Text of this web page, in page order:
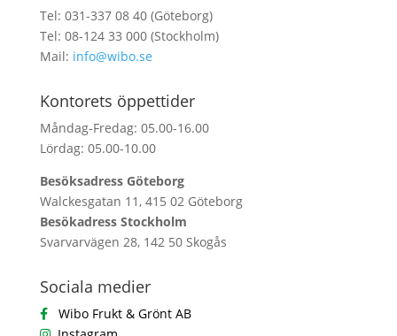
Tel: 031-337 08 40 (Göteborg)
Tel: 08-124 33 000 (Stockholm)
Mail: info@wibo.se
Kontorets öppettider
Måndag-Fredag: 05.00-16.00
Lördag: 05.00-10.00
Besöksadress Göteborg
Walckesgatan 11, 415 02 Göteborg
Besökadress Stockholm
Svarvarvägen 28, 142 50 Skogås
Sociala medier
Wibo Frukt & Grönt AB